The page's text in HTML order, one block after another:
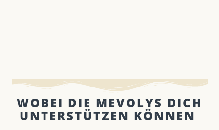
WOBEI DIE MEVOLYS DICH
UNTERSTÜTZEN KÖNNEN ​